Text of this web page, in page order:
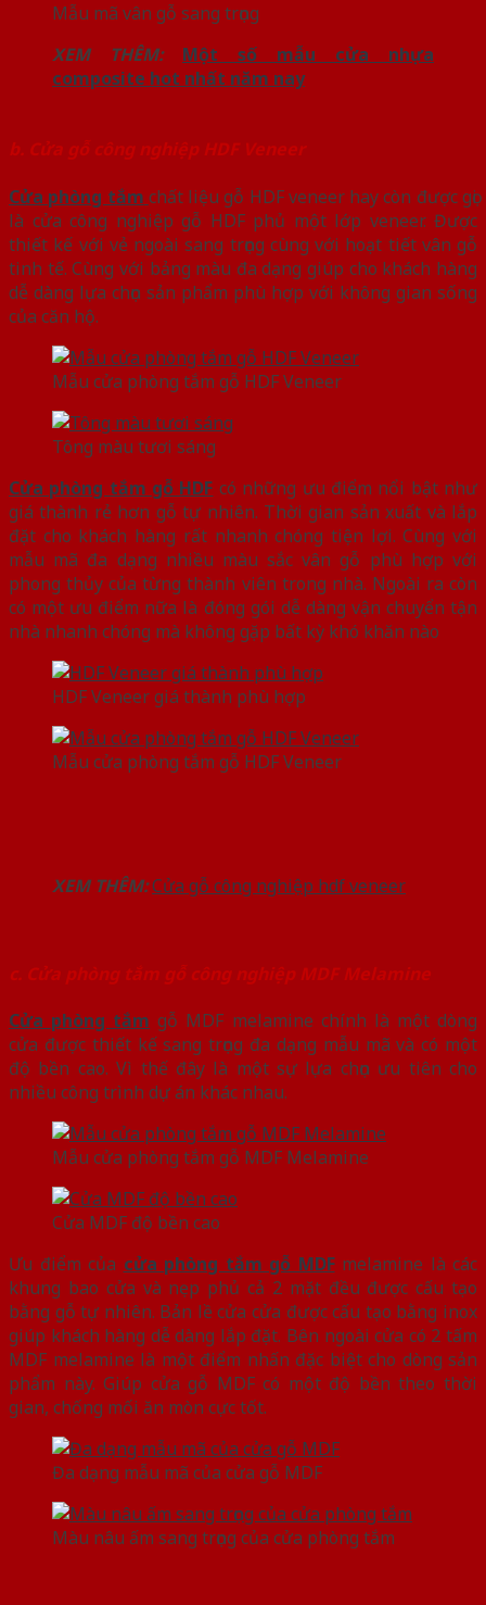
Mẫu mã vân gỗ sang trọng
XEM THÊM:
Một số mẫu cửa nhựa
composite hot nhất năm nay
b. Cửa gỗ công nghiệp HDF Veneer
Cửa phòng tắm chất liệu gỗ HDF veneer hay còn được gọi
là cửa công nghiệp gỗ HDF phủ một lớp veneer. Được
thiết kế với vẻ ngoài sang trọng cùng với hoạt tiết vân gỗ
tinh tế. Cùng với bảng màu đa dạng giúp cho khách hàng
dễ dàng lựa chọn sản phẩm phù hợp với không gian sống
của căn hộ.
Mẫu cửa phòng tắm gỗ HDF Veneer
Tông màu tươi sáng
Cửa phòng tắm gỗ HDF có những ưu điểm nổi bật như
giá thành rẻ hơn gỗ tự nhiên. Thời gian sản xuất và lắp
đặt cho khách hàng rất nhanh chóng tiện lợi. Cùng với
mẫu mã đa dạng nhiều màu sắc vân gỗ phù hợp với
phong thủy của từng thành viên trong nhà. Ngoài ra còn
có một ưu điểm nữa là đóng gói dễ dàng vận chuyển tận
nhà nhanh chóng mà không gặp bất kỳ khó khăn nào
HDF Veneer giá thành phù hợp
Mẫu cửa phòng tắm gỗ HDF Veneer
XEM THÊM:Cửa gỗ công nghiệp hdf veneer
c. Cửa phòng tắm gỗ công nghiệp MDF Melamine
Cửa phòng tắm gỗ MDF melamine chính là một dòng
cửa được thiết kế sang trọng đa dạng mẫu mã và có một
độ bền cao. Vì thế đây là một sự lựa chọn ưu tiên cho
nhiều công trình dự án khác nhau.
Mẫu cửa phòng tắm gỗ MDF Melamine
Cửa MDF độ bền cao
Ưu điểm của cửa phòng tắm gỗ MDF melamine là các
khung bao cửa và nẹp phủ cả 2 mặt đều được cấu tạo
bằng gỗ tự nhiên. Bản lề cửa cửa được cấu tạo bằng inox
giúp khách hàng dễ dàng lắp đặt. Bên ngoài cửa có 2 tấm
MDF melamine là một điểm nhấn đặc biệt cho dòng sản
phẩm này. Giúp cửa gỗ MDF có một độ bền theo thời
gian, chống mối ăn mòn cực tốt.
Đa dạng mẫu mã của cửa gỗ MDF
Màu nâu ấm sang trọng của cửa phòng tắm